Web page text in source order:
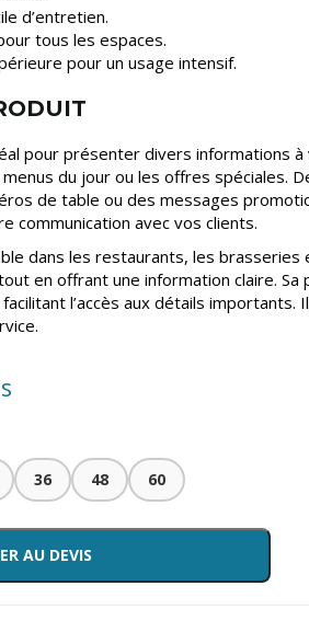
d’entretien.
tous les espaces.
pour un usage intensif.
pour présenter divers informations
du jour ou les offres spéciales.
de table ou des messages
communication avec vos clients.
dans les restaurants, les brasseries
en offrant une information claire. Sa
l’accès aux détails importants.
36 48 60
AU DEVIS